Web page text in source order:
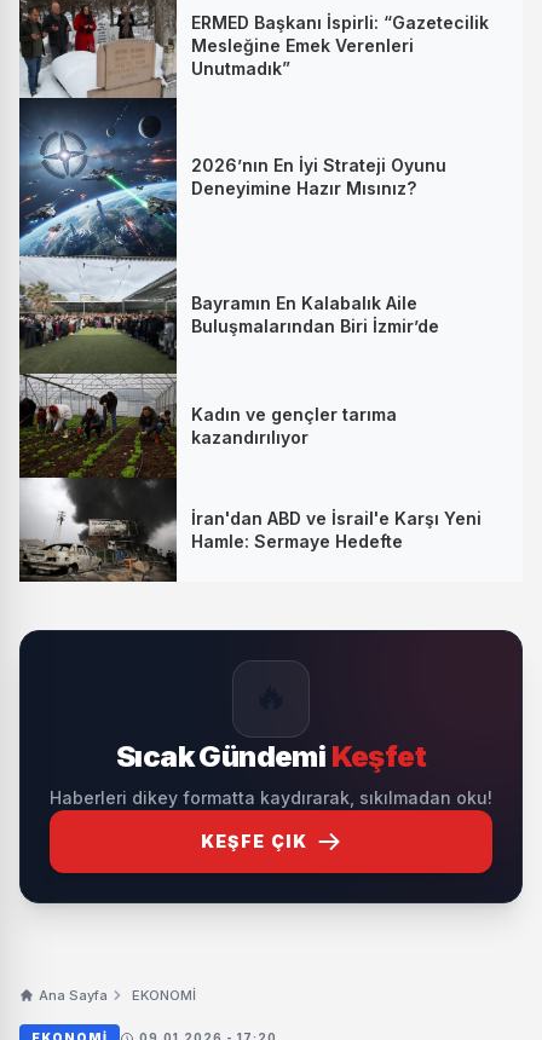
ERMED Başkanı İspirli: “Gazetecilik
Mesleğine Emek Verenleri
Unutmadık”
2026’nın En İyi Strateji Oyunu
Deneyimine Hazır Mısınız?
Bayramın En Kalabalık Aile
Buluşmalarından Biri İzmir’de
Kadın ve gençler tarıma
kazandırılıyor
İran'dan ABD ve İsrail'e Karşı Yeni
Hamle: Sermaye Hedefte
Sıcak Gündemi Keşfet
Haberleri dikey formatta kaydırarak, sıkılmadan oku!
KEŞFE ÇIK
Ana Sayfa EKONOMİ